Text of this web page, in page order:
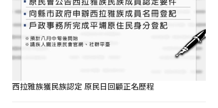
西拉雅族獲民族認定 原民日回顧正名歷程